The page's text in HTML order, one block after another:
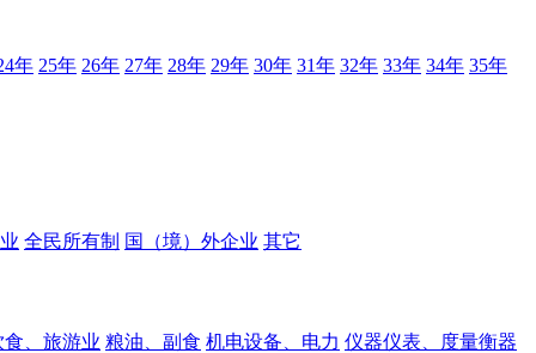
年 25年 26年 27年 28年 29年 30年 31年 32年 33年 34年 35年
全民所有制 国（境）外企业 其它
食、旅游业 粮油、副食 机电设备、电力 仪器仪表、度量衡器